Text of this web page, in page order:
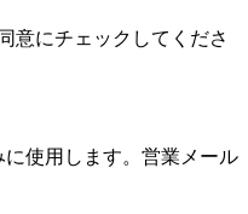
意にチェックしてくださ
使用します。営業メール